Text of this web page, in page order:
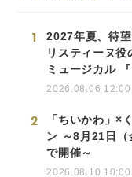
1
2027年夏、待
リスティーヌ役
ミュージカル 『
2026.08.06 12:00
2
「ちいかわ」×
ン ～8月21日（
で開催～
2026.08.10 10:00